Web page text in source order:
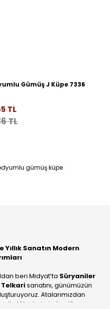
Gümüş J Küpe 7336
TL
TL
gümüş küpe
Sanatın Modern
beri Midyat’ta Süryaniler
Telkarisanatını, günümüzün
Atalarımızdan
atölyelerimizde, dünya